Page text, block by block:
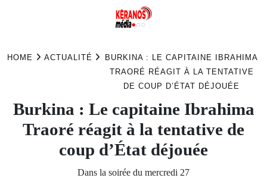
HOME ACTUALITÉ
BURKINA : LE CAPITAINE IBRAHIMA
TRAORÉ RÉAGIT À LA TENTATIVE
DE COUP D’ÉTAT DÉJOUÉE
Burkina : Le capitaine Ibrahima
Traoré réagit à la tentative de
coup d’État déjouée
Dans la soirée du mercredi 27